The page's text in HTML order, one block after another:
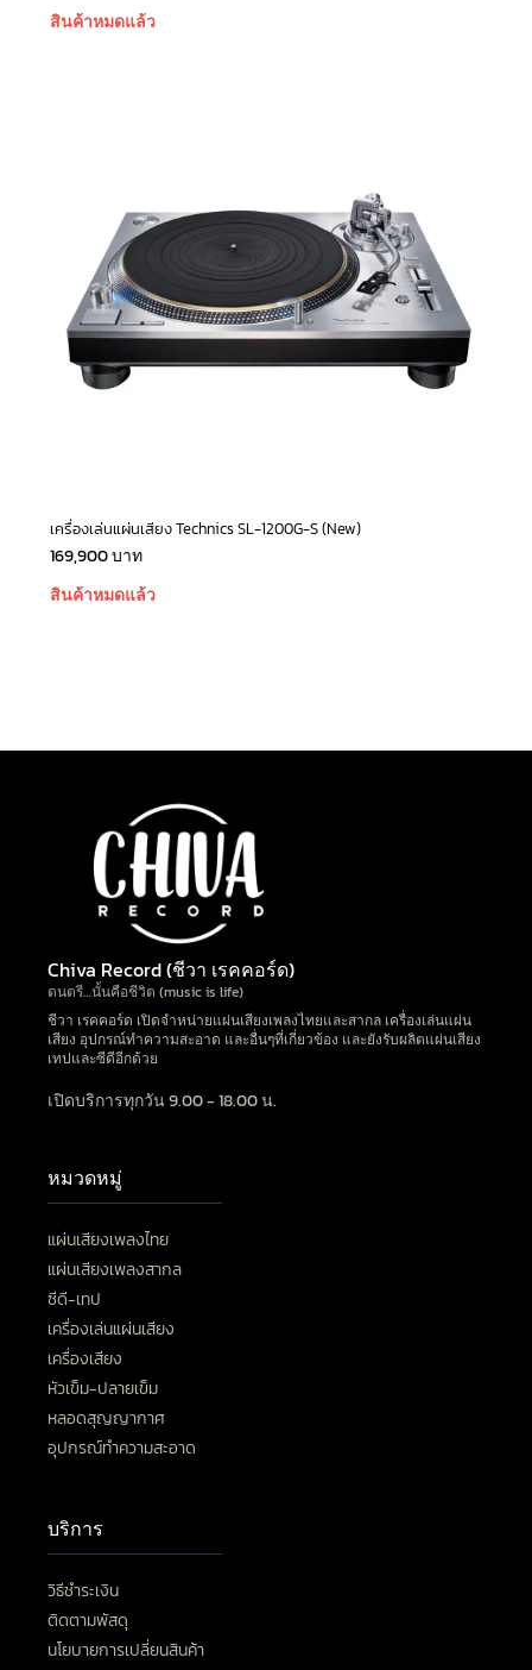
สินค้าหมดแล้ว
เครื่องเล่นแผ่นเสียง Technics SL-1200G-S (New)
169,900บาท
สินค้าหมดแล้ว
Chiva Record (ชีวา เรคคอร์ด)
ดนตรี…นั้นคือชีวิต (music is life)
ชีวา เรคคอร์ด เปิดจำหน่ายแผ่นเสียงเพลงไทยและสากล เครื่องเล่นแผ่น
เสียง อุปกรณ์ทำความสะอาด และอื่นๆที่เกี่ยวข้อง และยังรับผลิตแผ่นเสียง
เทปและซีดีอีกด้วย
เปิดบริการทุกวัน 9.00 - 18.00 น.
หมวดหมู่
แผ่นเสียงเพลงไทย
แผ่นเสียงเพลงสากล
ซีดี-เทป
เครื่องเล่นแผ่นเสียง
เครื่องเสียง
หัวเข็ม-ปลายเข็ม
หลอดสุญญากาศ
อุปกรณ์ทำความสะอาด
บริการ
วิธีชำระเงิน
ติดตามพัสดุ
นโยบายการเปลี่ยนสินค้า